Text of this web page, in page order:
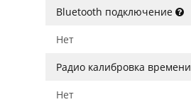
Bluetooth подключение
Нет
Радио калибровка времени
Нет